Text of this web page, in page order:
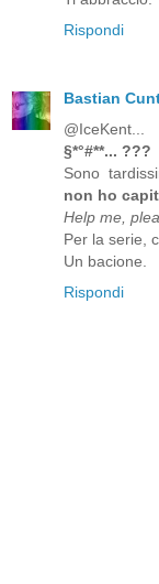
Rispondi
Bastian
@IceKent...
§*°#**... ???
Sono
non ho
Help me,
Per la serie,
Un bacione.
Rispondi